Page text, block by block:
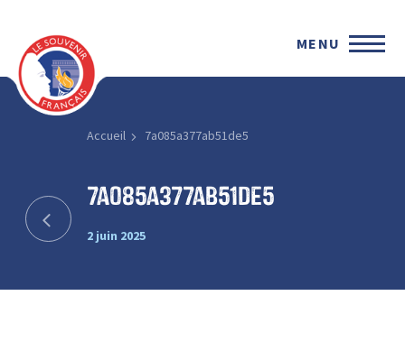
MENU
Accueil 7a085a377ab51de5
7a085a377ab51de5
2 juin 2025